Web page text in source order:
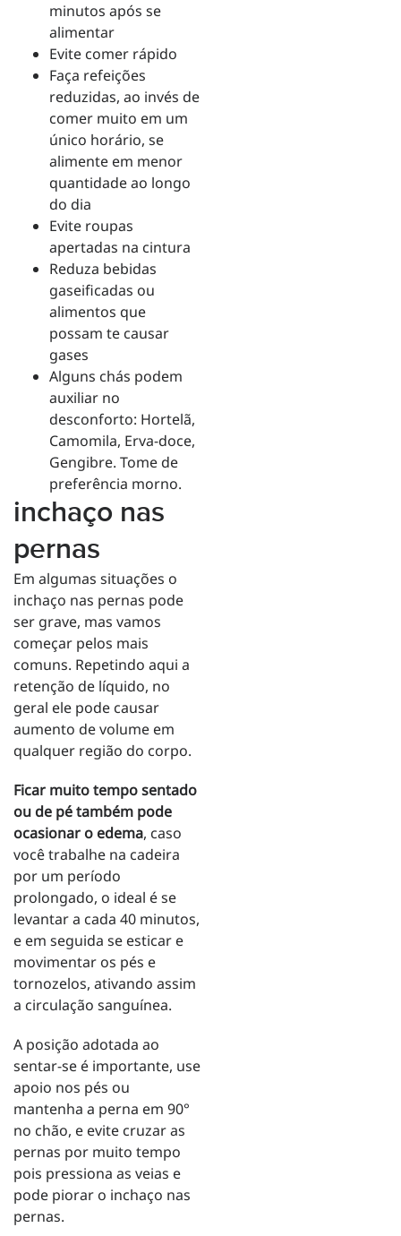
minutos após se
alimentar
Evite comer rápido
Faça refeições
reduzidas, ao invés de
comer muito em um
único horário, se
alimente em menor
quantidade ao longo
do dia
Evite roupas
apertadas na cintura
Reduza bebidas
gaseificadas ou
alimentos que
possam te causar
gases
Alguns chás podem
auxiliar no
desconforto: Hortelã,
Camomila, Erva-doce,
Gengibre. Tome de
preferência morno.
inchaço nas
pernas
Em algumas situações o
inchaço nas pernas pode
ser grave, mas vamos
começar pelos mais
comuns. Repetindo aqui a
retenção de líquido, no
geral ele pode causar
aumento de volume em
qualquer região do corpo.
Ficar muito tempo sentado
ou de pé também pode
ocasionar o edema, caso
você trabalhe na cadeira
por um período
prolongado, o ideal é se
levantar a cada 40 minutos,
e em seguida se esticar e
movimentar os pés e
tornozelos, ativando assim
a circulação sanguínea.
A posição adotada ao
sentar-se é importante, use
apoio nos pés ou
mantenha a perna em 90°
no chão, e evite cruzar as
pernas por muito tempo
pois pressiona as veias e
pode piorar o inchaço nas
pernas.